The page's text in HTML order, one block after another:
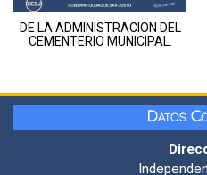
DE LA ADMINISTRACION DEL
CEMENTERIO MUNICIPAL.
Datos